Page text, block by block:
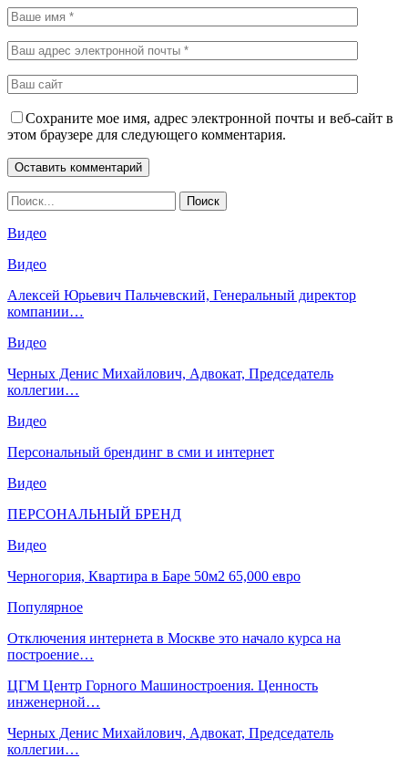
Сохраните мое имя, адрес электронной почты и веб-сайт в
этом браузере для следующего комментария.
Видео
Видео
Алексей Юрьевич Пальчевский, Генеральный директор
компании…
Видео
Черных Денис Михайлович, Адвокат, Председатель
коллегии…
Видео
Персональный брендинг в сми и интернет
Видео
ПЕРСОНАЛЬНЫЙ БРЕНД
Видео
Черногория, Квартира в Баре 50м2 65,000 евро
Популярное
Отключения интернета в Москве это начало курса на
построение…
ЦГМ Центр Горного Машиностроения. Ценность
инженерной…
Черных Денис Михайлович, Адвокат, Председатель
коллегии…